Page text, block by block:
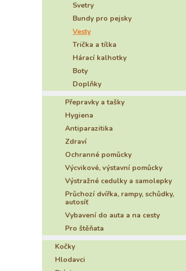
Svetry
Bundy pro pejsky
Vesty
Trička a tílka
Hárací kalhotky
Boty
Doplňky
Přepravky a tašky
Hygiena
Antiparazitika
Zdraví
Ochranné pomůcky
Výcvikové, výstavní pomůcky
Výstražné cedulky a samolepky
Průchozí dvířka, rampy, schůdky,
autosíť
Vybavení do auta a na cesty
Pro štěňata
Kočky
Hlodavci